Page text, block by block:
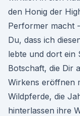
den Honig der
Performer macht
Du, dass ich
lebte und dort ein
Botschaft, die Dir
Wirkens eröffnen
Wildpferde, die
hinterlassen ihre